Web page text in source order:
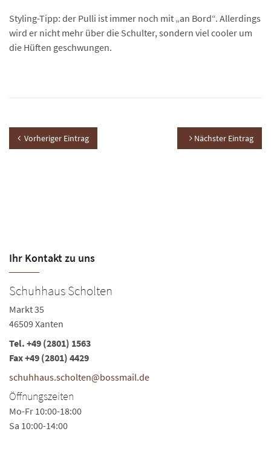
Styling-Tipp: der Pulli ist immer noch mit „an Bord“. Allerdings
wird er nicht mehr über die Schulter, sondern viel cooler um
die Hüften geschwungen.
Vorheriger Eintrag Nächster Eintrag
Ihr Kontakt zu uns
Schuhhaus Scholten
Markt 35
46509 Xanten
Tel. +49 (2801) 1563
Fax +49 (2801) 4429
schuhhaus.scholten@bossmail.de
Öffnungszeiten
Mo-Fr 10:00-18:00
Sa 10:00-14:00